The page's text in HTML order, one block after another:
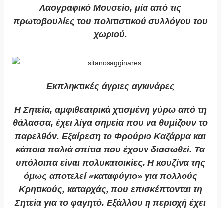
Λαογραφικό Μουσείο, μία από τις
πρωτοβουλίες του πολιτιστικού συλλόγου του
χωριού.
Εκπληκτικές άγριες αγκινάρες
Η Σητεία, αμφιθεατρικά χτισμένη γύρω από τη
θάλασσα, έχει λίγα σημεία που να θυμίζουν το
παρελθόν. Εξαίρεση το Φρούριο Καζάρμα και
κάποια παλιά σπίτια που έχουν διασωθεί. Τα
υπόλοιπα είναι πολυκατοικίες. Η κουζίνα της
όμως αποτελεί «καταφύγιο» για πολλούς
Κρητικούς, καταρχάς, που επισκέπτονται τη
Σητεία για το φαγητό. Εξάλλου η περιοχή έχει